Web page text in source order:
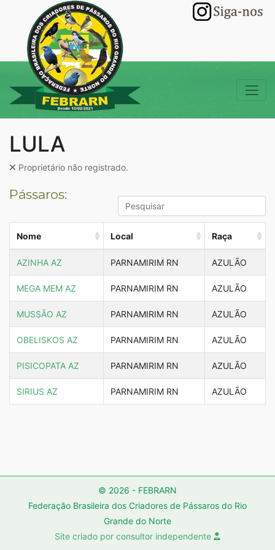
LULA
Proprietário não registrado.
Pássaros:
Nome Local Raça
AZINHA AZ PARNAMIRIM RN AZULÃO
MEGA MEM AZ PARNAMIRIM RN AZULÃO
MUSSÃO AZ PARNAMIRIM RN AZULÃO
OBELISKOS AZ PARNAMIRIM RN AZULÃO
PISICOPATA AZ PARNAMIRIM RN AZULÃO
SIRIUS AZ PARNAMIRIM RN AZULÃO
© 2026 - FEBRARN
Federação Brasileira dos Criadores de Pássaros do Rio
Grande do Norte
Site criado por consultor independente